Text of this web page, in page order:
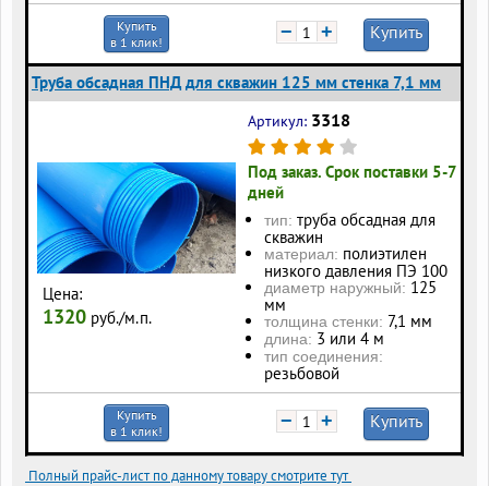
Купить
в 1 клик!
− + Купить
Труба обсадная ПНД для скважин 125 мм стенка 7,1 мм
Цена:
1320 руб./м.п.
Артикул: 3318
Под заказ. Срок поставки 5-7
дней
тип: труба обсадная для
скважин
материал: полиэтилен
низкого давления ПЭ 100
диаметр наружный: 125
мм
толщина стенки: 7,1 мм
длина: 3 или 4 м
тип соединения:
резьбовой
Купить
в 1 клик!
− + Купить
Полный прайс-лист по данному товару смотрите тут